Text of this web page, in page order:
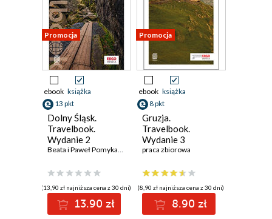
Promocja
ebook książka
13 pkt
Dolny Śląsk.
Travelbook.
Wydanie 2
Beata i Paweł Pomykalscy
(13,90 zł najniższa cena z 30 dni)
13.90 zł
Promocja
ebook książka
8 pkt
Gruzja.
Travelbook.
Wydanie 3
praca zbiorowa
(8,90 zł najniższa cena z 30 dni)
8.90 zł